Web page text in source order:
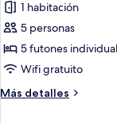
Habitación
de
estilo
japonés,
no
1 habitación
5 personas
5 futones
Wifi gratuito
Más detalles
Más